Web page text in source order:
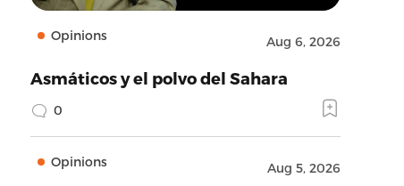
Opinions Aug 6, 2026
Asmáticos y el polvo del Sahara
0
Opinions Aug 5, 2026